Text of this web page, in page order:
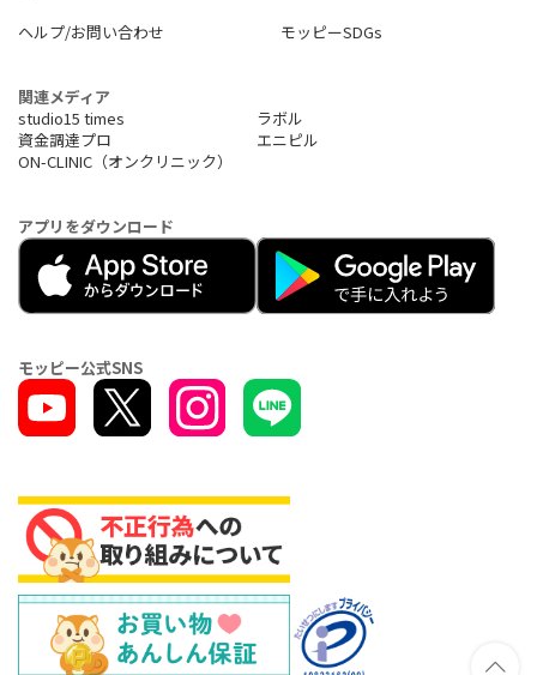
ヘルプ/お問い合わせ
モッピーSDGs
関連メディア
studio15 times
ラボル
資金調達プロ
エニピル
ON-CLINIC（オンクリニック）
アプリをダウンロード
モッピー公式SNS